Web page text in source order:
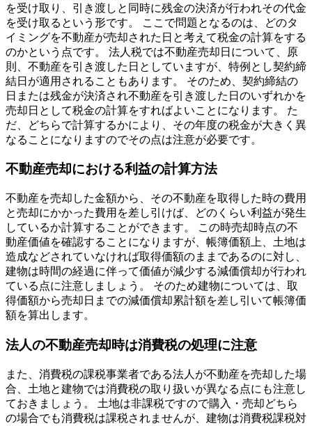
を受け取り、引き渡しと同時に残金の決済が行われその代金
を受け取るという形です。 ここで問題となるのは、どのタ
イミングを不動産が売却された日と考えて税金の計算をする
のかという点です。 法人税では不動産売却日について、原
則、不動産を引き渡した日としていますが、特例とし契約締
結日が適用されることもあります。 そのため、契約締結の
日または残金が決済され不動産を引き渡した日のいずれかを
売却日として税金の計算をすればよいことになります。 た
だ、どちらで計算するかにより、その年度の税金が大きく異
なることになりますのでその点は注意が必要です。
不動産売却における利益の計算方法
不動産を売却した金額から、その不動産を取得した時の費用
と売却にかかった費用を差し引けば、どのくらい利益が発生
しているか計算することができます。 この時売却時点の不
動産価値を確認することになりますが、帳簿価額上、土地は
造成などされていなければ取得価額のままであるのに対し、
建物は時間の経過に伴って価値が減少する減価償却が行われ
ている点に注意しましょう。 そのため建物については、取
得価額から売却日までの減価償却累計額を差し引いて帳簿価
額を算出します。
法人の不動産売却時は消費税の処理に注意
また、消費税の課税事業者である法人が不動産を売却した場
合、土地と建物では消費税の取り扱いが異なる点にも注意し
ておきましょう。 土地は非課税ですので購入・売却どちら
の場合でも消費税は課税されませんが、建物は消費税課税対